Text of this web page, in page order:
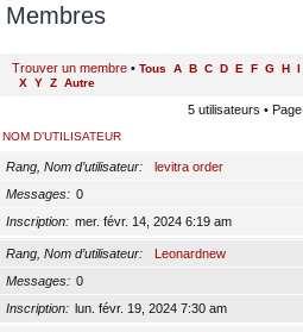
Membres
Trouver un membre • Tous A B C D E F G H I
X Y Z Autre
5 utilisateurs • Page
NOM D’UTILISATEUR
Rang, Nom d’utilisateur
levitra order
Messages
0
Inscription
mer. févr. 14, 2024 6:19 am
Rang, Nom d’utilisateur
Leonardnew
Messages
0
Inscription
lun. févr. 19, 2024 7:30 am